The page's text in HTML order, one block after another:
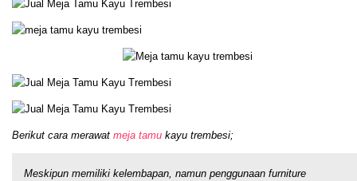
Berikut cara merawat meja tamu kayu trembesi;
Meskipun memiliki kelembapan, namun penggunaan furniture